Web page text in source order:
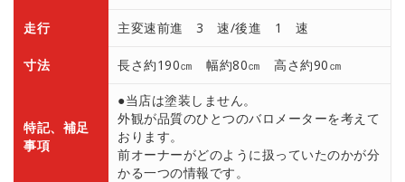
走行 主変速前進 3 速/後進 1 速
寸法 長さ約190㎝ 幅約80㎝ 高さ約90㎝
特記、補足
事項
●当店は塗装しません。
外観が品質のひとつのバロメーターを考えて
おります。
前オーナーがどのように扱っていたのかが分
かる一つの情報です。